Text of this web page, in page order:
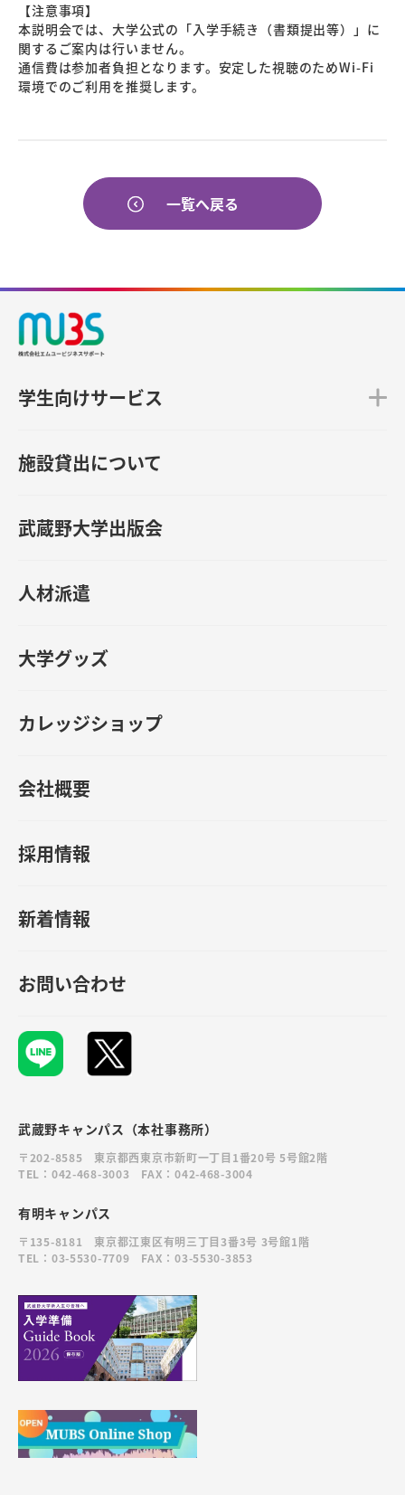
【注意事項】
本説明会では、大学公式の「入学手続き（書類提出等）」に
関するご案内は行いません。
通信費は参加者負担となります。安定した視聴のためWi-Fi
環境でのご利用を推奨します。
一覧へ戻る
学生向けサービス
施設貸出について
武蔵野大学出版会
人材派遣
大学グッズ
カレッジショップ
会社概要
採用情報
新着情報
お問い合わせ
武蔵野キャンパス（本社事務所）
〒202-8585 東京都西東京市新町一丁目1番20号 5号館2階
TEL：042-468-3003 FAX：042-468-3004
有明キャンパス
〒135-8181 東京都江東区有明三丁目3番3号 3号館1階
TEL：03-5530-7709 FAX：03-5530-3853